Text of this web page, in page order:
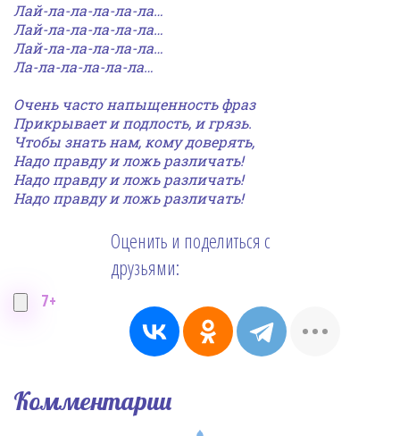
Лай-ла-ла-ла-ла-ла…
Лай-ла-ла-ла-ла-ла…
Лай-ла-ла-ла-ла-ла…
Ла-ла-ла-ла-ла-ла…
Очень часто напыщенность фраз
Прикрывает и подлость, и грязь.
Чтобы знать нам, кому доверять,
Надо правду и ложь различать!
Надо правду и ложь различать!
Надо правду и ложь различать!
7+
Оценить и поделиться с
друзьями:
Комментарии